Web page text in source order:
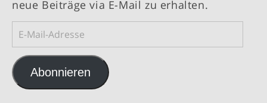
neue Beiträge via E-Mail zu erhalten.
E-Mail-Adresse
Abonnieren